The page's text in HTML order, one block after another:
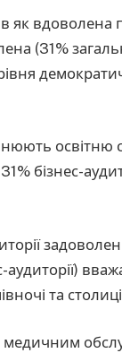
як
(31%
освітню
бізнес-
аудиторії)
та
медичним